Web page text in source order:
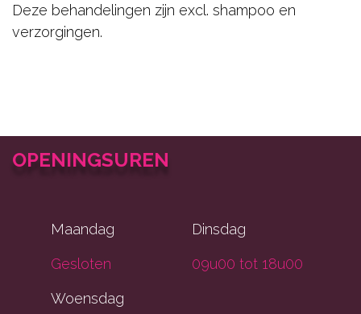
Deze behandelingen zijn excl. shampoo en
verzorgingen.
OPENINGSUREN
Maandag
Gesloten
Dinsdag
09u00 tot 18u00
Woensdag